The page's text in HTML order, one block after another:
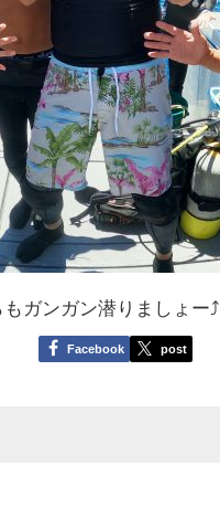
ガンガン潜りましょー⤴
Facebook post